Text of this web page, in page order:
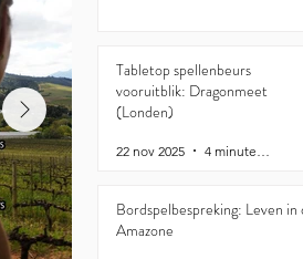
Tabletop spellenbeurs
vooruitblik: Dragonmeet
(Londen)
22 nov 2025
Bordspelbespreking: Leven in
Amazone